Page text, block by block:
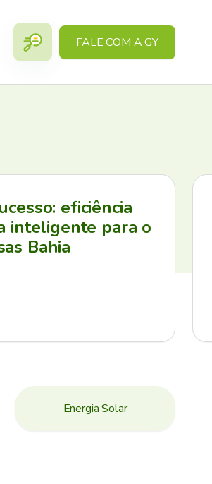
FALE COM A GY
eficiência
inteligente para o
Bahia
Energia Solar